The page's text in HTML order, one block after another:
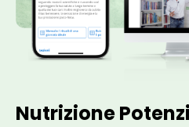
Nutrizione